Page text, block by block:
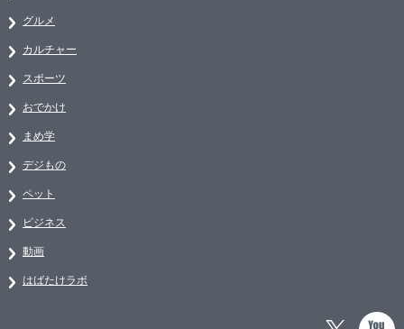
グルメ
カルチャー
スポーツ
おでかけ
まめ学
デジもの
ペット
ビジネス
動画
はばたけラボ